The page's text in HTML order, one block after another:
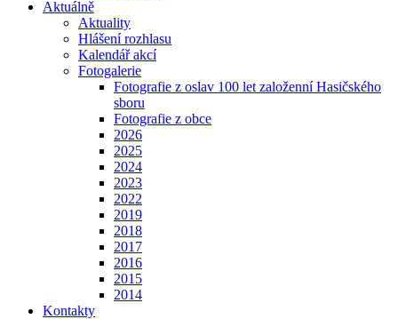
Aktuálně
Aktuality
Hlášení rozhlasu
Kalendář akcí
Fotogalerie
Fotografie z oslav 100 let založenní Hasičského
sboru
Fotografie z obce
2026
2025
2024
2023
2022
2019
2018
2017
2016
2015
2014
Kontakty